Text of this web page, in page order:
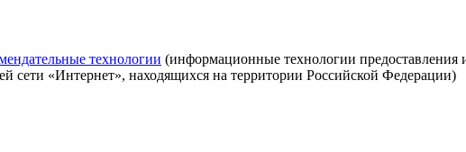
технологии (информационные технологии предоставления
сети «Интернет», находящихся на территории Российской Федерации)